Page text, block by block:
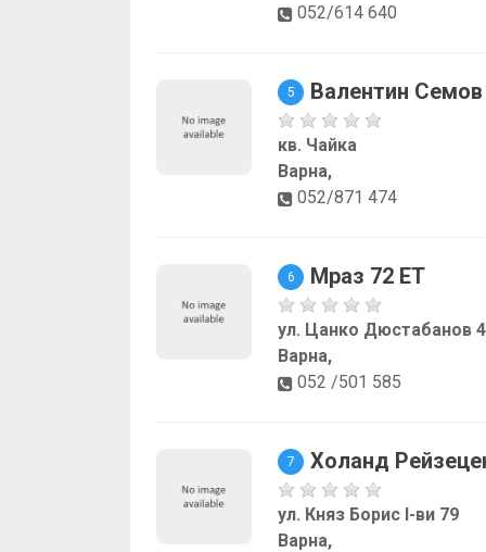
052/614 640
5 Валентин
кв. Чайка
Варна,
052/871 474
6 Мраз 72 ЕТ
ул. Цанко Дюстабанов 4
Варна,
052 /501 585
7 Холанд
ул. Княз Борис I-ви 79
Варна,